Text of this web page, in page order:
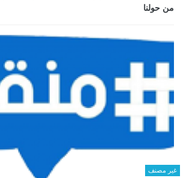
من حولنا
غير مصنف